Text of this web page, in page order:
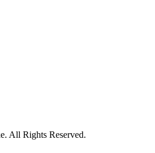
All Rights Reserved.